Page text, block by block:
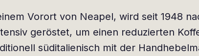
Vorort von Neapel, wird seit 1948
geröstet, um einen reduzierten
süditalienisch mit der